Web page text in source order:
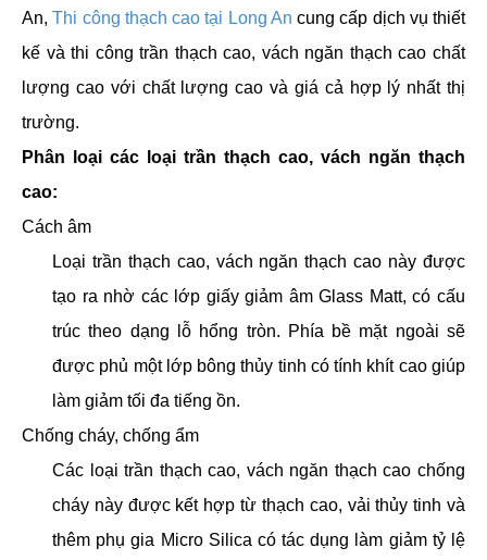
An,Thi công thạch cao tại Long An cung cấp dịch vụ thiết
kế và thi công trần thạch cao, vách ngăn thạch cao chất
lượng cao với chất lượng cao và giá cả hợp lý nhất thị
trường.
Phân loại các loại trần thạch cao, vách ngăn thạch
cao:
Cách âm
Loại trần thạch cao, vách ngăn thạch cao này được
tạo ra nhờ các lớp giấy giảm âm Glass Matt, có cấu
trúc theo dạng lỗ hổng tròn. Phía bề mặt ngoài sẽ
được phủ một lớp bông thủy tinh có tính khít cao giúp
làm giảm tối đa tiếng ồn.
Chống cháy, chống ẩm
Các loại trần thạch cao, vách ngăn thạch cao chống
cháy này được kết hợp từ thạch cao, vải thủy tinh và
thêm phụ gia Micro Silica có tác dụng làm giảm tỷ lệ